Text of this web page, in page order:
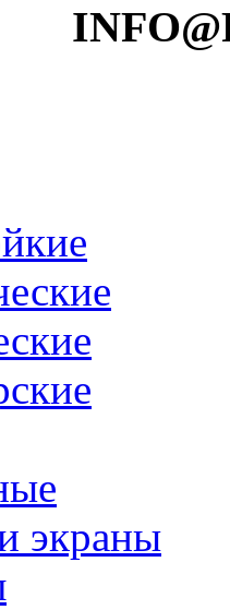
экраны